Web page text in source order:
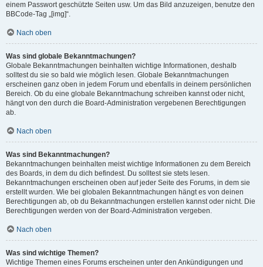
einem Passwort geschützte Seiten usw. Um das Bild anzuzeigen, benutze den
BBCode-Tag „[img]“.
Nach oben
Was sind globale Bekanntmachungen?
Globale Bekanntmachungen beinhalten wichtige Informationen, deshalb
solltest du sie so bald wie möglich lesen. Globale Bekanntmachungen
erscheinen ganz oben in jedem Forum und ebenfalls in deinem persönlichen
Bereich. Ob du eine globale Bekanntmachung schreiben kannst oder nicht,
hängt von den durch die Board-Administration vergebenen Berechtigungen
ab.
Nach oben
Was sind Bekanntmachungen?
Bekanntmachungen beinhalten meist wichtige Informationen zu dem Bereich
des Boards, in dem du dich befindest. Du solltest sie stets lesen.
Bekanntmachungen erscheinen oben auf jeder Seite des Forums, in dem sie
erstellt wurden. Wie bei globalen Bekanntmachungen hängt es von deinen
Berechtigungen ab, ob du Bekanntmachungen erstellen kannst oder nicht. Die
Berechtigungen werden von der Board-Administration vergeben.
Nach oben
Was sind wichtige Themen?
Wichtige Themen eines Forums erscheinen unter den Ankündigungen und